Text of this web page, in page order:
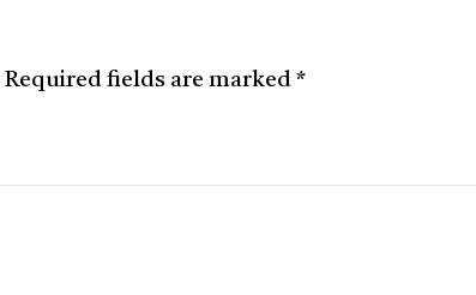
Required fields are marked *